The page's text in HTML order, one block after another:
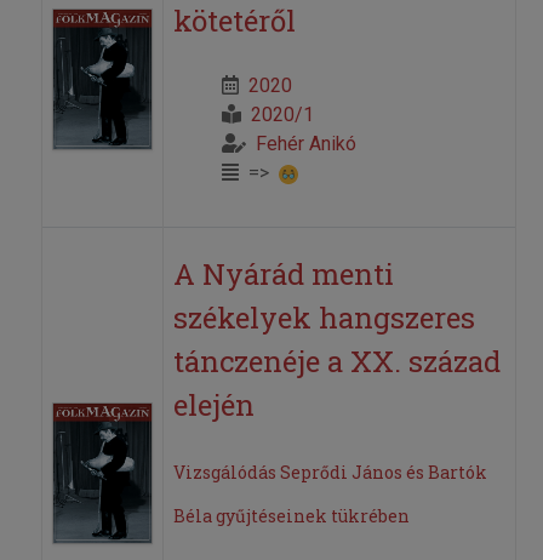
kötetéről
2020
2020/1
Fehér Anikó
=>
A Nyárád menti
székelyek hangszeres
tánczenéje a XX. század
elején
Vizsgálódás Seprődi János és Bartók
Béla gyűjtéseinek tükrében